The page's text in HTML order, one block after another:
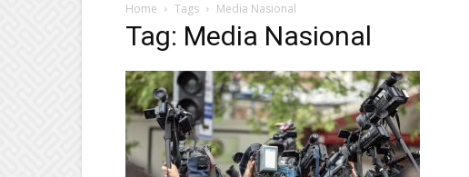
Home Tags Media Nasional
Tag: Media Nasional